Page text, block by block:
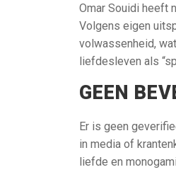
Omar Souidi heeft
Volgens eigen
volwassenheid,
liefdesleven als
GEEN
Er is geen
in media of
liefde en